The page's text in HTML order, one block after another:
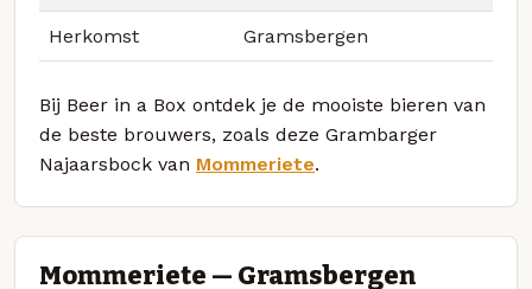
Herkomst Gramsbergen
Bij Beer in a Box ontdek je de mooiste bieren van
de beste brouwers, zoals deze Grambarger
Najaarsbock van Mommeriete.
Mommeriete — Gramsbergen